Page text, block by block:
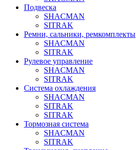
Подвеска
SHACMAN
SITRAK
Ремни, сальники, ремкомплекты
SHACMAN
SITRAK
Рулевое управление
SHACMAN
SITRAK
Система охлаждения
SHACMAN
SITRAK
SITRAK
Тормозная система
SHACMAN
SITRAK